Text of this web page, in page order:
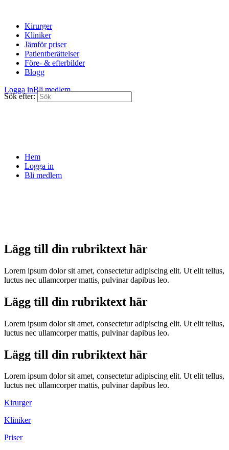
Kirurger
Kliniker
Jämför priser
Patientberättelser
Före- & efterbilder
Blogg
Logga inBli medlem
Sök efter:
Hem
Logga in
Bli medlem
Lägg till din rubriktext här
Lorem ipsum dolor sit amet, consectetur adipiscing elit. Ut elit tellus,
luctus nec ullamcorper mattis, pulvinar dapibus leo.
Lägg till din rubriktext här
Lorem ipsum dolor sit amet, consectetur adipiscing elit. Ut elit tellus,
luctus nec ullamcorper mattis, pulvinar dapibus leo.
Lägg till din rubriktext här
Lorem ipsum dolor sit amet, consectetur adipiscing elit. Ut elit tellus,
luctus nec ullamcorper mattis, pulvinar dapibus leo.
Kirurger
Kliniker
Priser